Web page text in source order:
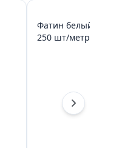
Фатин белый с
250 шт/метр